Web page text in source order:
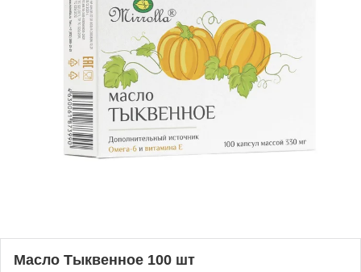
Масло Тыквенное 100 шт